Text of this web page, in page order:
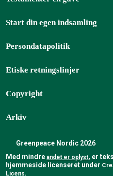
Start din egen indsamling
Persondatapolitik
Etiske retningslinjer
Copyright
Arkiv
Greenpeace Nordic 2026
Med mindre andet er oplyst, er
hjemmeside licenseret under
Licens.